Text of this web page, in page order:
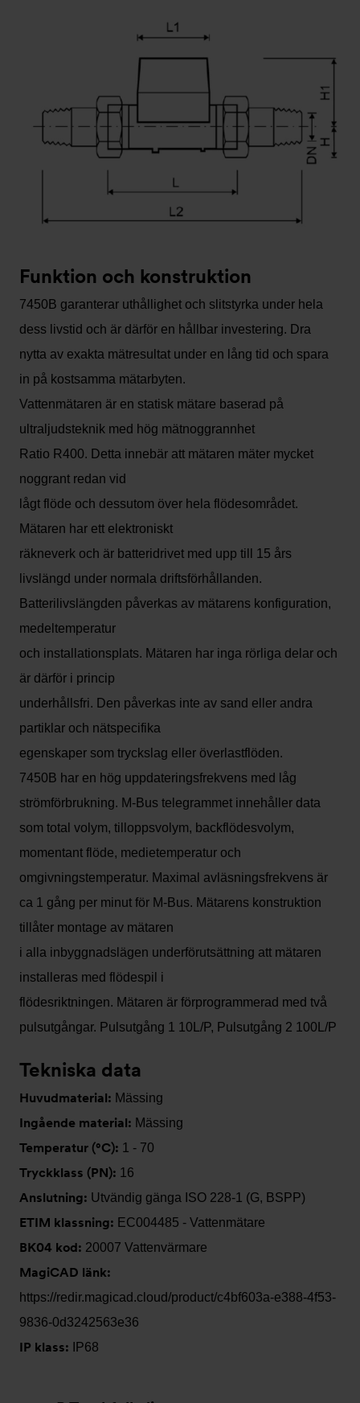
Funktion och konstruktion
7450B garanterar uthållighet och slitstyrka under hela
dess livstid och är därför en hållbar investering. Dra
nytta av exakta mätresultat under en lång tid och spara
in på kostsamma mätarbyten.
Vattenmätaren är en statisk mätare baserad på
ultraljudsteknik med hög mätnoggrannhet
Ratio R400. Detta innebär att mätaren mäter mycket
noggrant redan vid
lågt flöde och dessutom över hela flödesområdet.
Mätaren har ett elektroniskt
räkneverk och är batteridrivet med upp till 15 års
livslängd under normala driftsförhållanden.
Batterilivslängden påverkas av mätarens konfiguration,
medeltemperatur
och installationsplats. Mätaren har inga rörliga delar och
är därför i princip
underhållsfri. Den påverkas inte av sand eller andra
partiklar och nätspecifika
egenskaper som tryckslag eller överlastflöden.
7450B har en hög uppdateringsfrekvens med låg
strömförbrukning. M-Bus telegrammet innehåller data
som total volym, tilloppsvolym, backflödesvolym,
momentant flöde, medietemperatur och
omgivningstemperatur. Maximal avläsningsfrekvens är
ca 1 gång per minut för M-Bus. Mätarens konstruktion
tillåter montage av mätaren
i alla inbyggnadslägen underförutsättning att mätaren
installeras med flödespil i
flödesriktningen. Mätaren är förprogrammerad med två
pulsutgångar. Pulsutgång 1 10L/P, Pulsutgång 2 100L/P
Tekniska data
Huvudmaterial: Mässing
Ingående material: Mässing
Temperatur (°C): 1 - 70
Tryckklass (PN): 16
Anslutning: Utvändig gänga ISO 228-1 (G, BSPP)
ETIM klassning: EC004485 - Vattenmätare
BK04 kod: 20007 Vattenvärmare
MagiCAD länk:
https://redir.magicad.cloud/product/c4bf603a-e388-4f53-
9836-0d3242563e36
IP klass: IP68